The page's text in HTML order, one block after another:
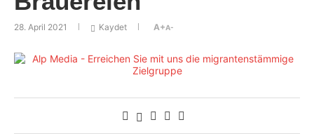
28. April 2021 Kaydet A+A-